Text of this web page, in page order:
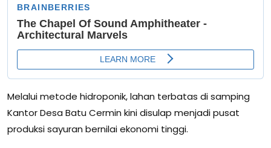
Melalui metode hidroponik, lahan terbatas di samping
Kantor Desa Batu Cermin kini disulap menjadi pusat
produksi sayuran bernilai ekonomi tinggi.